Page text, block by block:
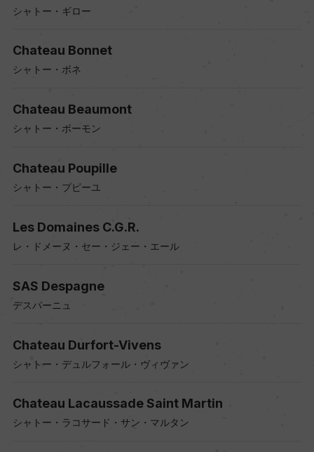
シャトー・ギロー
Chateau Bonnet
シャトー・ボネ
Chateau Beaumont
シャトー・ボーモン
Chateau Poupille
シャトー・プピーユ
Les Domaines C.G.R.
レ・ドメーヌ・セー・ジェー・エール
SAS Despagne
デスパーニュ
Chateau Durfort-Vivens
シャトー・デュルフォール・ヴィヴァン
Chateau Lacaussade Saint Martin
シャトー・ラコサード・サン・マルタン